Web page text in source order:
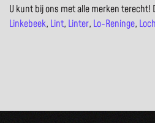
U kunt bij ons met alle merken terecht!
Linkebeek, Lint, Linter, Lo-Reninge,